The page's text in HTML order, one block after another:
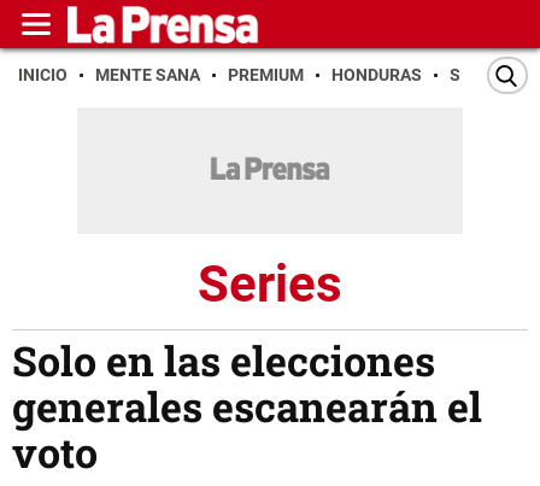
INICIO MENTE SANA PREMIUM HONDURAS SAN PEDRO
Series
Solo en las elecciones
generales escanearán el
voto